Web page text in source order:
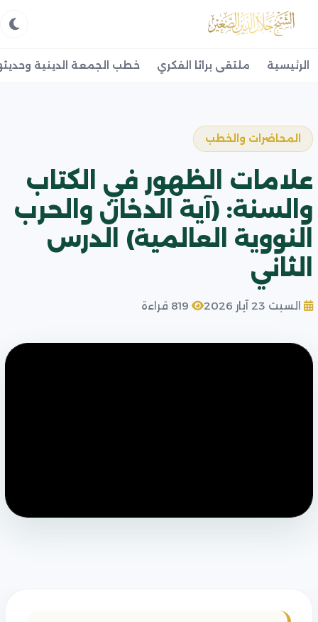
الرئيسية ملتقى براثا الفكري خطب الجمعة الدينية
المحاضرات والخطب
علامات الظهور في الكتاب
والسنة: (آية الدخان والحرب
النووية العالمية) الدرس
الثاني
السبت 23 آيار 2026